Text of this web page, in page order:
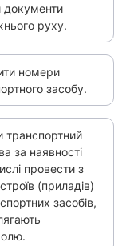
документи
руху.
номери
засобу.
транспортний
за наявності
провести з
(приладів)
засобів,